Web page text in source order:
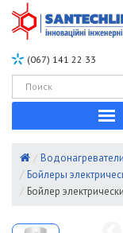
(067) 141 22 33
Бойлеры
Бойлер